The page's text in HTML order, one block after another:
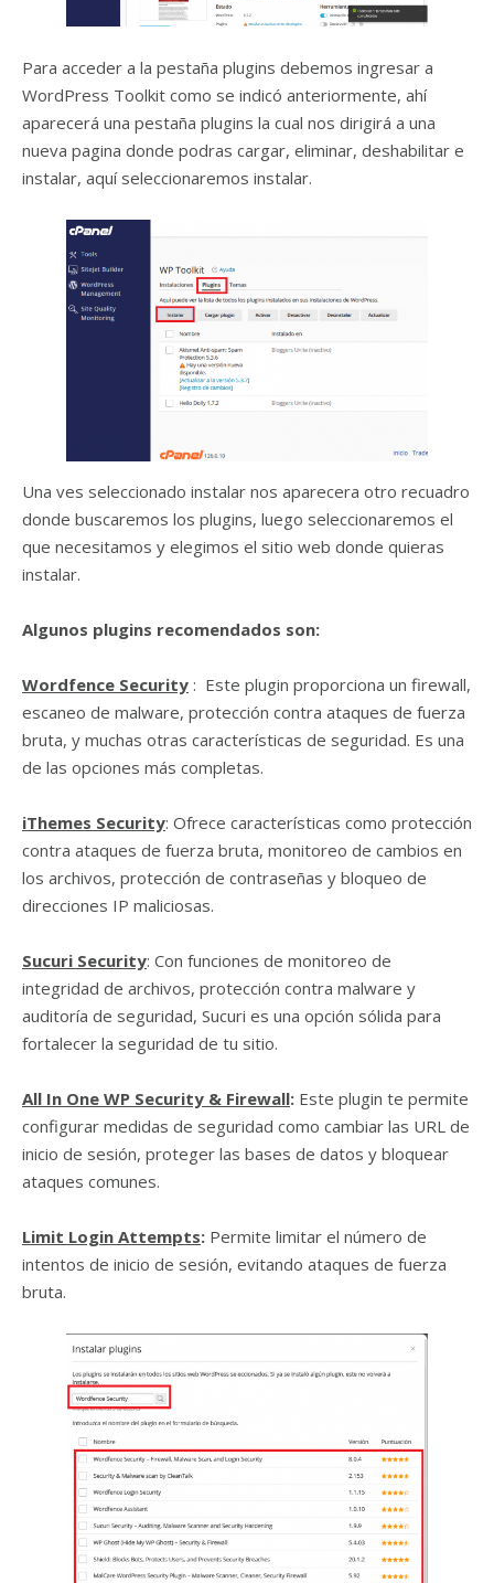
Para acceder a la pestaña plugins debemos ingresar a
WordPress Toolkit como se indicó anteriormente, ahí
aparecerá una pestaña plugins la cual nos dirigirá a una
nueva pagina donde podras cargar, eliminar, deshabilitar e
instalar, aquí seleccionaremos instalar.
Una ves seleccionado instalar nos aparecera otro recuadro
donde buscaremos los plugins, luego seleccionaremos el
que necesitamos y elegimos el sitio web donde quieras
instalar.
Algunos plugins recomendados son:
Wordfence Security : Este plugin proporciona un firewall,
escaneo de malware, protección contra ataques de fuerza
bruta, y muchas otras características de seguridad. Es una
de las opciones más completas.
iThemes Security: Ofrece características como protección
contra ataques de fuerza bruta, monitoreo de cambios en
los archivos, protección de contraseñas y bloqueo de
direcciones IP maliciosas.
Sucuri Security: Con funciones de monitoreo de
integridad de archivos, protección contra malware y
auditoría de seguridad, Sucuri es una opción sólida para
fortalecer la seguridad de tu sitio.
All In One WP Security & Firewall: Este plugin te permite
configurar medidas de seguridad como cambiar las URL de
inicio de sesión, proteger las bases de datos y bloquear
ataques comunes.
Limit Login Attempts: Permite limitar el número de
intentos de inicio de sesión, evitando ataques de fuerza
bruta.